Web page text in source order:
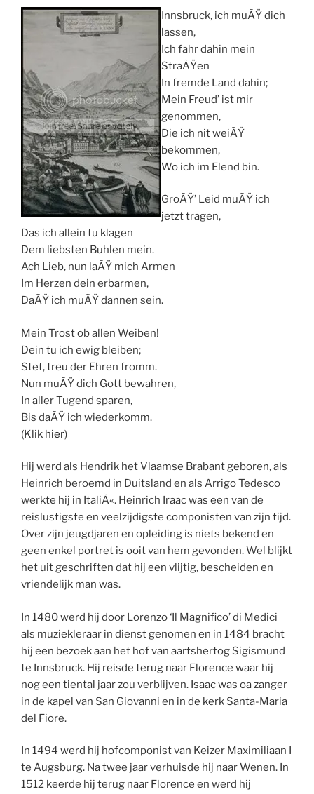
Innsbruck, ich muÃŸ dich
lassen,
Ich fahr dahin mein
StraÃŸen
In fremde Land dahin;
Mein Freud’ ist mir
genommen,
Die ich nit weiÃŸ
bekommen,
Wo ich im Elend bin.
GroÃŸ’ Leid muÃŸ ich
jetzt tragen,
Das ich allein tu klagen
Dem liebsten Buhlen mein.
Ach Lieb, nun laÃŸ mich Armen
Im Herzen dein erbarmen,
DaÃŸ ich muÃŸ dannen sein.
Mein Trost ob allen Weiben!
Dein tu ich ewig bleiben;
Stet, treu der Ehren fromm.
Nun muÃŸ dich Gott bewahren,
In aller Tugend sparen,
Bis daÃŸ ich wiederkomm.
(Klik hier)
Hij werd als Hendrik het Vlaamse Brabant geboren, als
Heinrich beroemd in Duitsland en als Arrigo Tedesco
werkte hij in ItaliÃ«. Heinrich Iraac was een van de
reislustigste en veelzijdigste componisten van zijn tijd.
Over zijn jeugdjaren en opleiding is niets bekend en
geen enkel portret is ooit van hem gevonden. Wel blijkt
het uit geschriften dat hij een vlijtig, bescheiden en
vriendelijk man was.
In 1480 werd hij door Lorenzo ‘Il Magnifico’ di Medici
als muziekleraar in dienst genomen en in 1484 bracht
hij een bezoek aan het hof van aartshertog Sigismund
te Innsbruck. Hij reisde terug naar Florence waar hij
nog een tiental jaar zou verblijven. Isaac was oa zanger
in de kapel van San Giovanni en in de kerk Santa-Maria
del Fiore.
In 1494 werd hij hofcomponist van Keizer Maximiliaan I
te Augsburg. Na twee jaar verhuisde hij naar Wenen. In
1512 keerde hij terug naar Florence en werd hij